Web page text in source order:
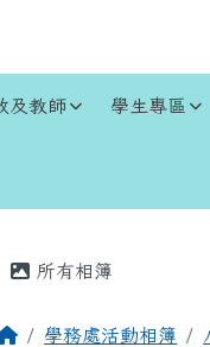
及教師 學生專區
主內容區域
所有相簿
回首頁學務處活動相簿